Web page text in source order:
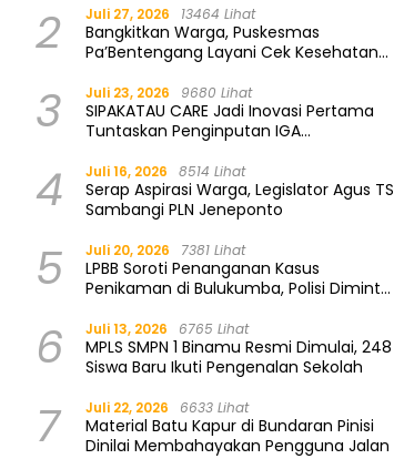
2 Juli 27, 2026 13464 Lihat
Bangkitkan Warga, Puskesmas
Pa’Bentengang Layani Cek Kesehatan
3 Juli 23, 2026 9680 Lihat
SIPAKATAU CARE Jadi Inovasi Pertama
Tuntaskan Penginputan IGA
4 Juli 16, 2026 8514 Lihat
Serap Aspirasi Warga, Legislator Agus TS
Sambangi PLN Jeneponto
5 Juli 20, 2026 7381 Lihat
LPBB Soroti Penanganan Kasus
Penikaman di Bulukumba, Polisi Diminta
6 Juli 13, 2026 6765 Lihat
MPLS SMPN 1 Binamu Resmi Dimulai, 248
Siswa Baru Ikuti Pengenalan Sekolah
7 Juli 22, 2026 6633 Lihat
Material Batu Kapur di Bundaran Pinisi
Dinilai Membahayakan Pengguna Jalan